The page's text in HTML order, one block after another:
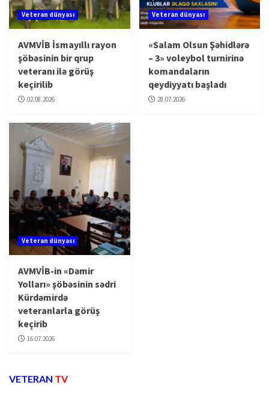
Veteran dünyası
AVMVİB İsmayıllı rayon
şöbəsinin bir qrup
veteranı ilə görüş
keçirilib
02.08.2026
Veteran dünyası
«Salam Olsun Şəhidlərə
– 3» voleybol turnirinə
komandaların
qeydiyyatı başladı
28.07.2026
Veteran dünyası
AVMVİB-in «Dəmir
Yolları» şöbəsinin sədri
Kürdəmirdə
veteranlarla görüş
keçirib
16.07.2026
VETERAN TV